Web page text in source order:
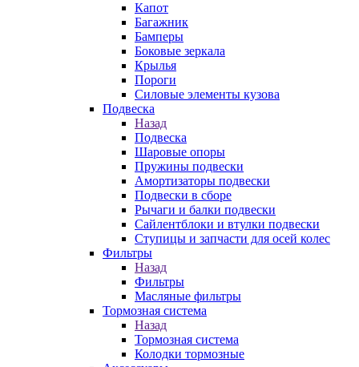
Капот
Багажник
Бамперы
Боковые зеркала
Крылья
Пороги
Силовые элементы кузова
Подвеска
Назад
Подвеска
Шаровые опоры
Пружины подвески
Амортизаторы подвески
Подвески в сборе
Рычаги и балки подвески
Сайлентблоки и втулки подвески
Ступицы и запчасти для осей колес
Фильтры
Назад
Фильтры
Масляные фильтры
Тормозная система
Назад
Тормозная система
Колодки тормозные